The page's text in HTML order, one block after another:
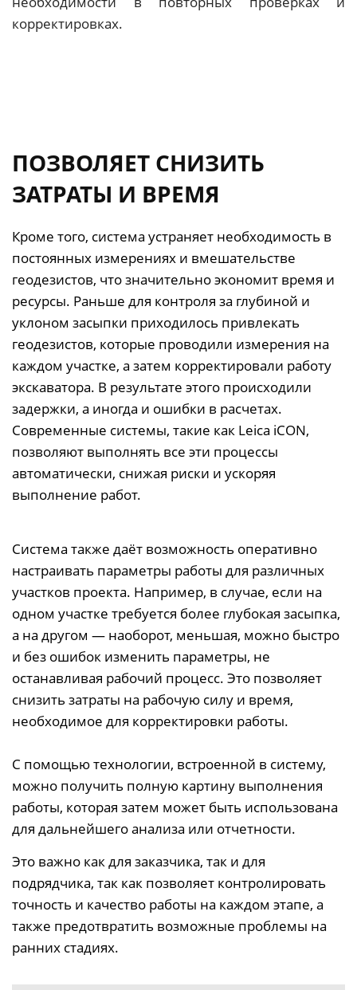
корректировках.
ПОЗВОЛЯЕТ СНИЗИТЬ
ЗАТРАТЫ И ВРЕМЯ
Кроме того, система устраняет необходимость в
постоянных измерениях и вмешательстве
геодезистов, что значительно экономит время и
ресурсы. Раньше для контроля за глубиной и
уклоном засыпки приходилось привлекать
геодезистов, которые проводили измерения на
каждом участке, а затем корректировали работу
экскаватора. В результате этого происходили
задержки, а иногда и ошибки в расчетах.
Современные системы, такие как Leica iCON,
позволяют выполнять все эти процессы
автоматически, снижая риски и ускоряя
выполнение работ.
Система также даёт возможность оперативно
настраивать параметры работы для различных
участков проекта. Например, в случае, если на
одном участке требуется более глубокая засыпка,
а на другом — наоборот, меньшая, можно быстро
и без ошибок изменить параметры, не
останавливая рабочий процесс. Это позволяет
снизить затраты на рабочую силу и время,
необходимое для корректировки работы.
С помощью технологии, встроенной в систему,
можно получить полную картину выполнения
работы, которая затем может быть использована
для дальнейшего анализа или отчетности.
Это важно как для заказчика, так и для
подрядчика, так как позволяет контролировать
точность и качество работы на каждом этапе, а
также предотвратить возможные проблемы на
ранних стадиях.